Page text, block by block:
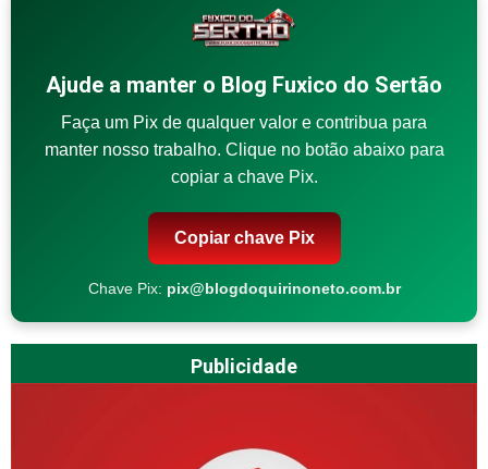
Ajude a manter o Blog Fuxico do Sertão
Faça um Pix de qualquer valor e contribua para
manter nosso trabalho. Clique no botão abaixo para
copiar a chave Pix.
Copiar chave Pix
Chave Pix: pix@blogdoquirinoneto.com.br
Publicidade